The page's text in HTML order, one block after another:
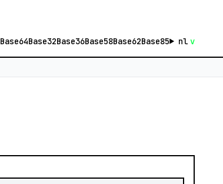
Base64Base32Base36Base58Base62Base85 nl v